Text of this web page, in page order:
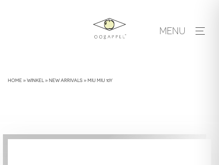
MENU
HOME»WINKEL »NEW ARRIVALS»MIU MIU 10Y